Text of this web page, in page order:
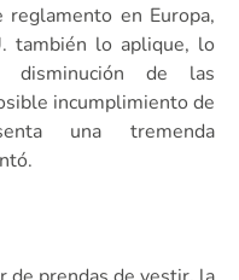
reglamento en Europa,
también lo aplique, lo
de las
incumplimiento de
una tremenda